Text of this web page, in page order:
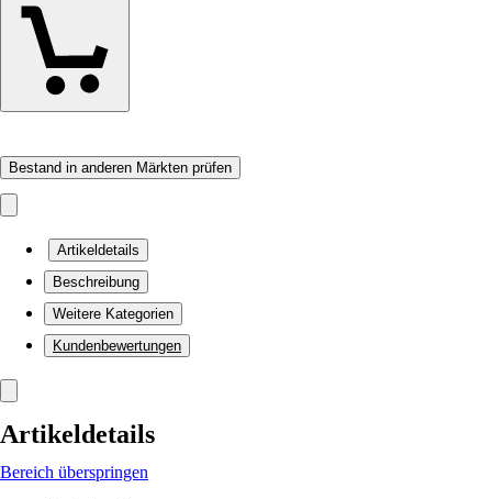
Bestand in anderen Märkten prüfen
Artikeldetails
Beschreibung
Weitere Kategorien
Kundenbewertungen
Artikeldetails
Bereich überspringen